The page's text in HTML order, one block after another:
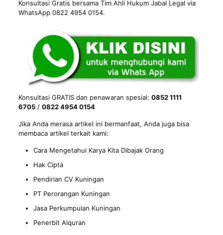
Konsultasi Gratis bersama Tim Ahli Hukum Jabal Legal via
WhatsApp 0822 4954 0154.
Konsultasi GRATIS dan penawaran spesial: 0852 1111
6705/ 0822 4954 0154
Jika Anda merasa artikel ini bermanfaat, Anda juga bisa
membaca artikel terkait kami:
Cara Mengetahui Karya Kita Dibajak Orang
Hak Cipta
Pendirian CV Kuningan
PT Perorangan Kuningan
Jasa Perkumpulan Kuningan
Penerbit Alquran